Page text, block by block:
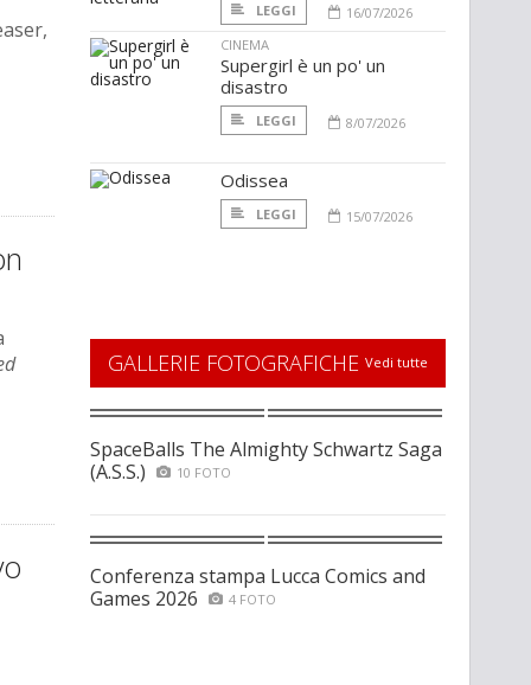
LEGGI
16/07/2026
CINEMA
Supergirl è un po' un
disastro
LEGGI 8/07/2026
Odissea
LEGGI 15/07/2026
GALLERIE FOTOGRAFICHE Vedi tutte
SpaceBalls The Almighty Schwartz Saga
(A.S.S.)
10 FOTO
Conferenza stampa Lucca Comics and
Games 2026
4 FOTO